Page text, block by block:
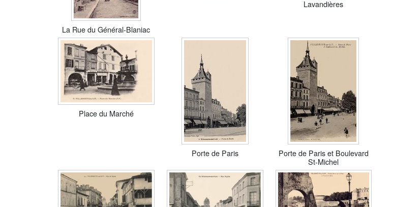
La Rue du Général-Blaniac
Lavandières
Place du Marché
Porte de Paris
Porte de Paris et Boulevard
St-Michel